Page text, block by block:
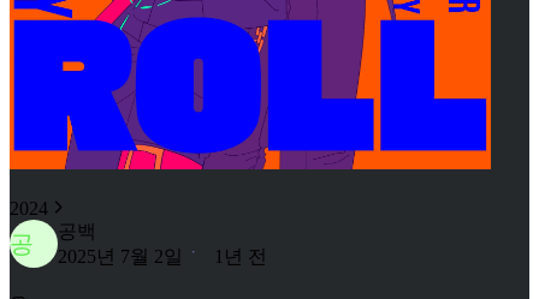
2024
공
공백
2025년 7월 2일
1년 전